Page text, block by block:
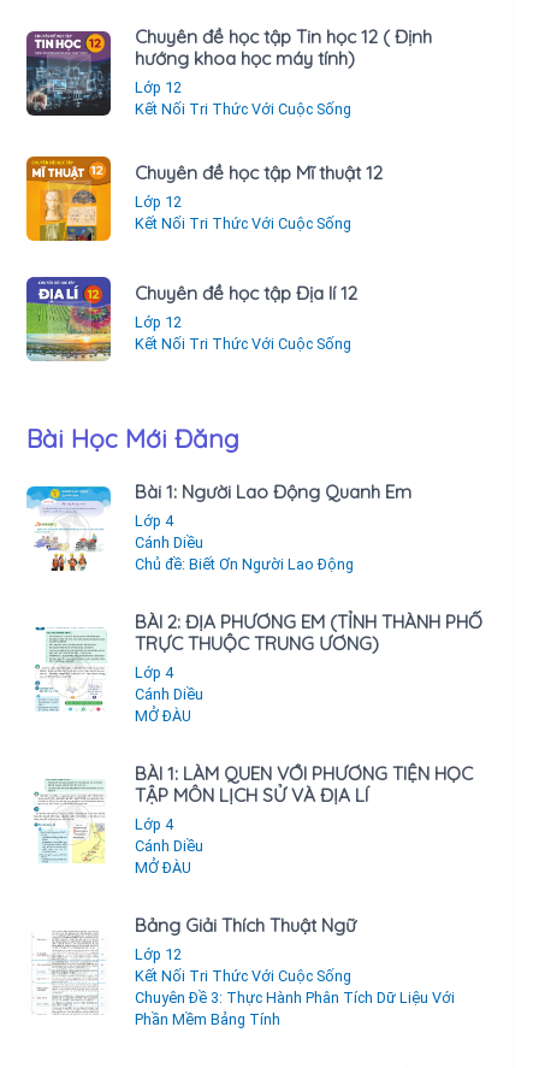
Chuyên đề học tập Tin học 12 ( Định
hướng khoa học máy tính)
Lớp 12
Kết Nối Tri Thức Với Cuộc Sống
Chuyên đề học tập Mĩ thuật 12
Lớp 12
Kết Nối Tri Thức Với Cuộc Sống
Chuyên đề học tập Địa lí 12
Lớp 12
Kết Nối Tri Thức Với Cuộc Sống
Bài Học Mới Đăng
Bài 1: Người Lao Động Quanh Em
Lớp 4
Cánh Diều
Chủ đề: Biết Ơn Người Lao Động
BÀI 2: ĐỊA PHƯƠNG EM (TỈNH THÀNH PHỐ
TRỰC THUỘC TRUNG ƯƠNG)
Lớp 4
Cánh Diều
MỞ ĐÀU
BÀI 1: LÀM QUEN VỚI PHƯƠNG TIỆN HỌC
TẬP MÔN LỊCH SỬ VÀ ĐỊA LÍ
Lớp 4
Cánh Diều
MỞ ĐÀU
Bảng Giải Thích Thuật Ngữ
Lớp 12
Kết Nối Tri Thức Với Cuộc Sống
Chuyên Đề 3: Thực Hành Phân Tích Dữ Liệu Với
Phần Mềm Bảng Tính